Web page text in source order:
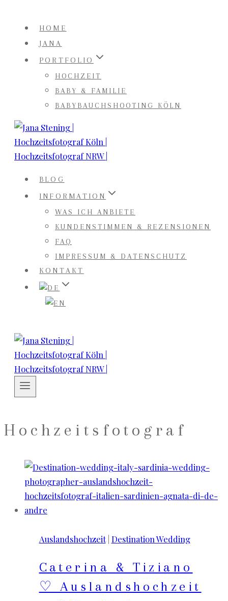
Inhalt
springen
HOME
JANA
PORTFOLIO
HOCHZEIT
BABY & FAMILIE
BABYBAUCHSHOOTING KÖLN
BLOG
INFORMATION
WAS ICH ANBIETE
KUNDENSTIMMEN & REZENSIONEN
FAQ
IMPRESSUM & DATENSCHUTZ
KONTAKT
Hochzeitsfotograf
Auslandshochzeit| Destination Wedding
Caterina & Tiziano
♡ Auslandshochzeit